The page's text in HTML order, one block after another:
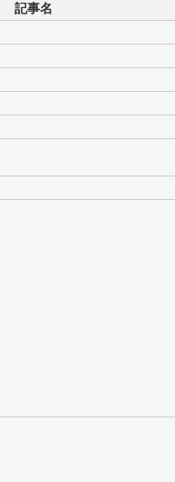
記事名